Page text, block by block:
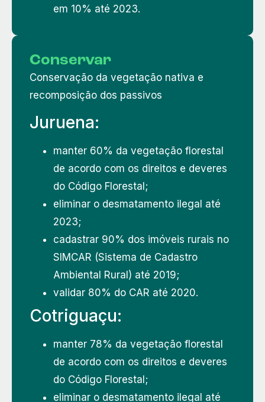
em 10% até 2023.
Conservar
Conservação da vegetação nativa e
recomposição dos passivos
Juruena:
manter 60% da vegetação florestal
de acordo com os direitos e deveres
do Código Florestal;
eliminar o desmatamento ilegal até
2023;
cadastrar 90% dos imóveis rurais no
SIMCAR (Sistema de Cadastro
Ambiental Rural) até 2019;
validar 80% do CAR até 2020.
Cotriguaçu:
manter 78% da vegetação florestal
de acordo com os direitos e deveres
do Código Florestal;
eliminar o desmatamento ilegal até